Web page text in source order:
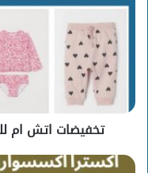
ام
للاطفال
باسعار
مخفضة
ومميزة
تخفيضات اتش ام
اكسترا